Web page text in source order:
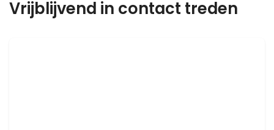
Vrijblijvend in contact treden